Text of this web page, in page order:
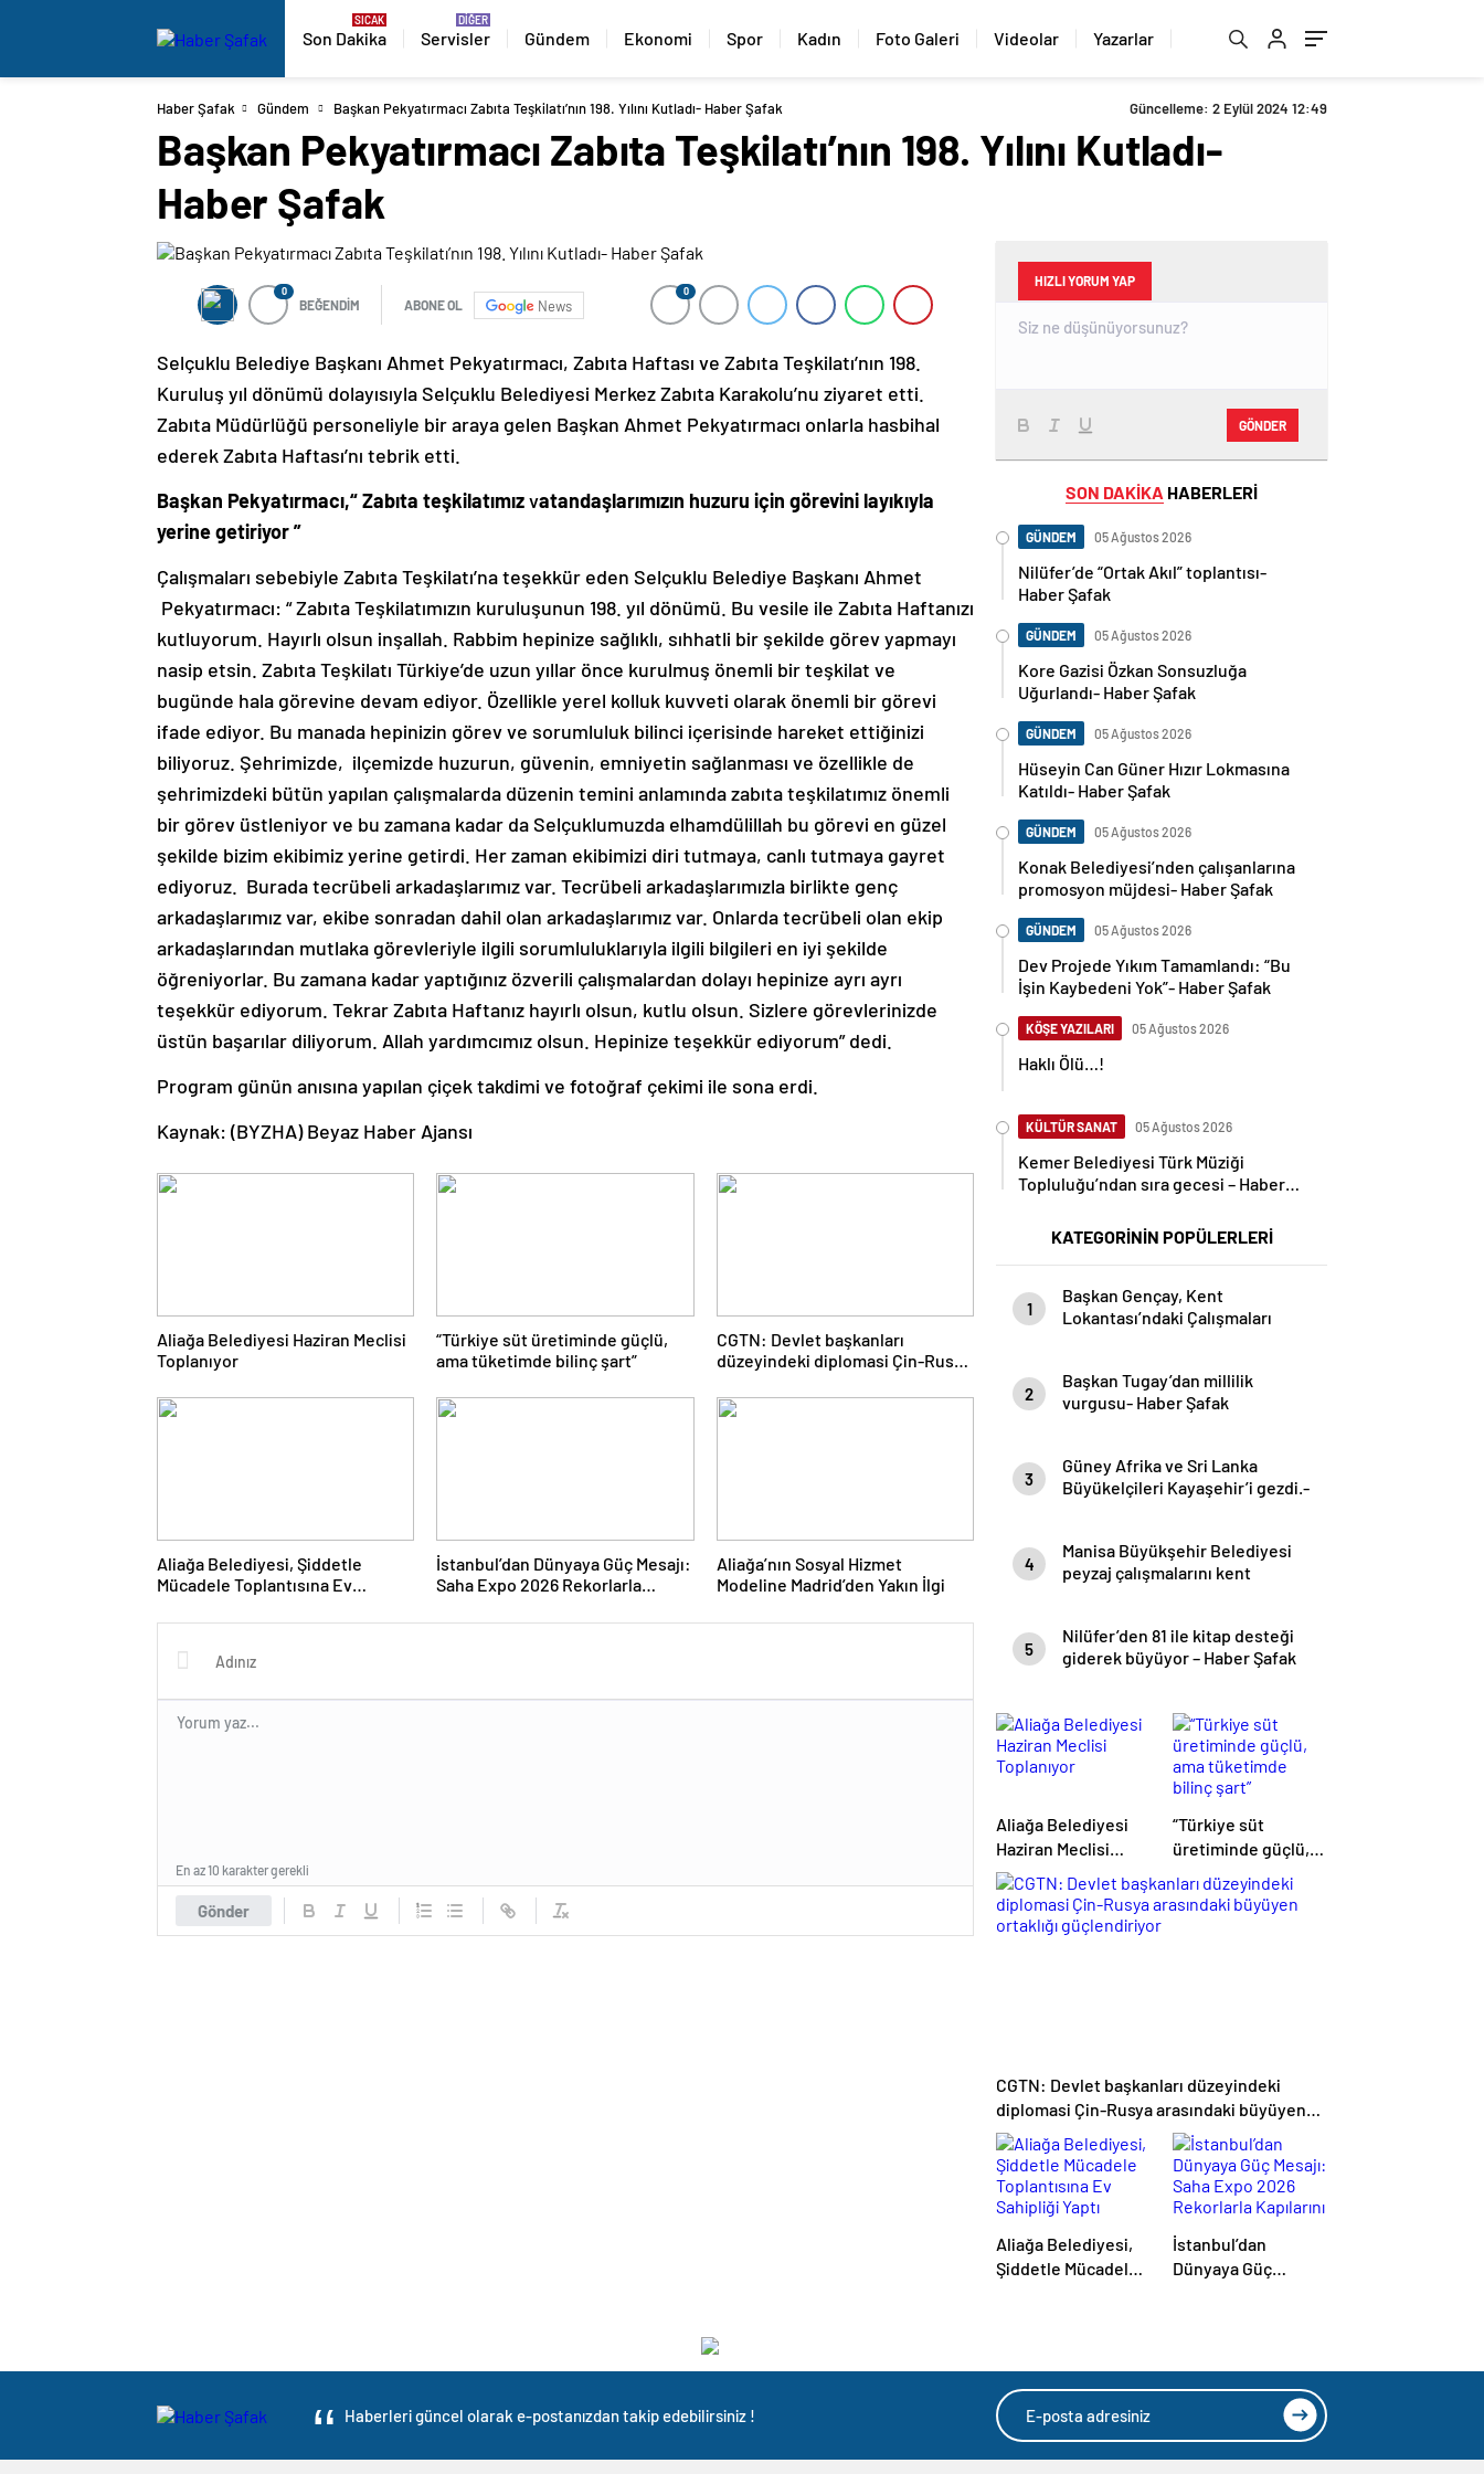
Son Dakika Servisler Gündem Ekonomi Spor Kadın Foto Galeri Videolar Yazarlar
Haber Şafak Gündem Başkan Pekyatırmacı Zabıta Teşkilatı’nın 198. Yılını Kutladı- Haber Şafak Güncelleme: 2 Eylül 2024 12:49
Başkan Pekyatırmacı Zabıta Teşkilatı’nın 198. Yılını Kutladı-
Haber Şafak
0
BEĞENDİM ABONE OL News
0
Selçuklu Belediye Başkanı Ahmet Pekyatırmacı, Zabıta Haftası ve Zabıta Teşkilatı’nın 198.
Kuruluş yıl dönümü dolayısıyla Selçuklu Belediyesi Merkez Zabıta Karakolu’nu ziyaret etti.
Zabıta Müdürlüğü personeliyle bir araya gelen Başkan Ahmet Pekyatırmacı onlarla hasbihal
ederek Zabıta Haftası’nı tebrik etti.
Başkan Pekyatırmacı,“Zabıta teşkilatımızvatandaşlarımızın huzuru için görevini layıkıyla
yerine getiriyor ”
Çalışmaları sebebiyle Zabıta Teşkilatı’na teşekkür eden Selçuklu Belediye Başkanı Ahmet
Pekyatırmacı: “ Zabıta Teşkilatımızın kuruluşunun 198. yıl dönümü. Bu vesile ile Zabıta Haftanızı
kutluyorum. Hayırlı olsun inşallah. Rabbim hepinize sağlıklı, sıhhatli bir şekilde görev yapmayı
nasip etsin. Zabıta Teşkilatı Türkiye’de uzun yıllar önce kurulmuş önemli bir teşkilat ve
bugünde hala görevine devam ediyor. Özellikle yerel kolluk kuvveti olarak önemli bir görevi
ifade ediyor. Bu manada hepinizin görev ve sorumluluk bilinci içerisinde hareket ettiğinizi
biliyoruz. Şehrimizde, ilçemizde huzurun, güvenin, emniyetin sağlanması ve özellikle de
şehrimizdeki bütün yapılan çalışmalarda düzenin temini anlamında zabıta teşkilatımız önemli
bir görev üstleniyor ve bu zamana kadar da Selçuklumuzda elhamdülillah bu görevi en güzel
şekilde bizim ekibimiz yerine getirdi. Her zaman ekibimizi diri tutmaya, canlı tutmaya gayret
ediyoruz. Burada tecrübeli arkadaşlarımız var. Tecrübeli arkadaşlarımızla birlikte genç
arkadaşlarımız var, ekibe sonradan dahil olan arkadaşlarımız var. Onlarda tecrübeli olan ekip
arkadaşlarından mutlaka görevleriyle ilgili sorumluluklarıyla ilgili bilgileri en iyi şekilde
öğreniyorlar. Bu zamana kadar yaptığınız özverili çalışmalardan dolayı hepinize ayrı ayrı
teşekkür ediyorum. Tekrar Zabıta Haftanız hayırlı olsun, kutlu olsun. Sizlere görevlerinizde
üstün başarılar diliyorum. Allah yardımcımız olsun. Hepinize teşekkür ediyorum” dedi.
Program günün anısına yapılan çiçek takdimi ve fotoğraf çekimi ile sona erdi.
Kaynak: (BYZHA) Beyaz Haber Ajansı
Aliağa Belediyesi Haziran Meclisi
Toplanıyor
“Türkiye süt üretiminde güçlü,
ama tüketimde bilinç şart”
CGTN: Devlet başkanları
düzeyindeki diplomasi Çin-Rusya
güçlendiriyor
Aliağa Belediyesi, Şiddetle
Mücadele Toplantısına Ev
İstanbul’dan Dünyaya Güç Mesajı:
Saha Expo 2026 Rekorlarla
Aliağa’nın Sosyal Hizmet
Modeline Madrid’den Yakın İlgi
Gönder
En az 10 karakter gerekli
HIZLI YORUM YAP
GÖNDER
SON DAKİKA HABERLERİ
GÜNDEM 05 Ağustos 2026
Nilüfer’de “Ortak Akıl” toplantısı-
Haber Şafak
GÜNDEM 05 Ağustos 2026
Kore Gazisi Özkan Sonsuzluğa
Uğurlandı- Haber Şafak
GÜNDEM 05 Ağustos 2026
Hüseyin Can Güner Hızır Lokmasına
Katıldı- Haber Şafak
GÜNDEM 05 Ağustos 2026
Konak Belediyesi’nden çalışanlarına
promosyon müjdesi- Haber Şafak
GÜNDEM 05 Ağustos 2026
Dev Projede Yıkım Tamamlandı: “Bu
İşin Kaybedeni Yok”- Haber Şafak
KÖŞE YAZILARI 05 Ağustos 2026
Haklı Ölü…!
KÜLTÜR SANAT 05 Ağustos 2026
Kemer Belediyesi Türk Müziği
Topluluğu’ndan sıra gecesi – Haber
KATEGORİNİN POPÜLERLERİ
1
Başkan Gençay, Kent
Lokantası’ndaki Çalışmaları
2
Başkan Tugay’dan millilik
vurgusu- Haber Şafak
3
Güney Afrika ve Sri Lanka
Büyükelçileri Kayaşehir’i gezdi.-
4
Manisa Büyükşehir Belediyesi
peyzaj çalışmalarını kent
5
Nilüfer’den 81 ile kitap desteği
giderek büyüyor – Haber Şafak
Aliağa Belediyesi
Haziran Meclisi
Toplanıyor
“Türkiye süt
üretiminde güçlü,
ama tüketimde
bilinç şart”
CGTN: Devlet başkanları düzeyindeki
diplomasi Çin-Rusya arasındaki büyüyen
ortaklığı güçlendiriyor
Aliağa Belediyesi,
Şiddetle Mücadele
İstanbul’dan
Dünyaya Güç
Haberleri güncel olarak e-postanızdan takip edebilirsiniz !